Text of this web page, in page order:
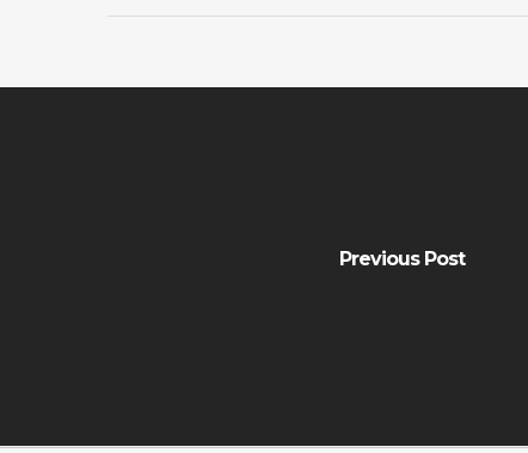
Previous Post